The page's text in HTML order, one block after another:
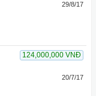
29/8/17
124,000,000 VNĐ
20/7/17